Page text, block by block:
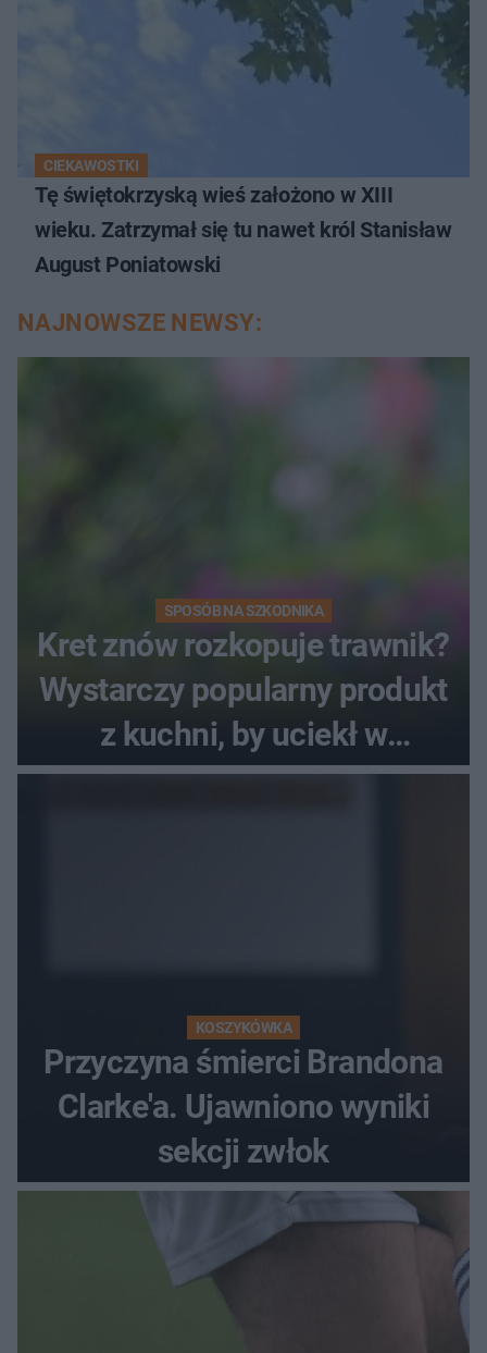
CIEKAWOSTKI
Tę świętokrzyską wieś założono w XIII
wieku. Zatrzymał się tu nawet król Stanisław
August Poniatowski
NAJNOWSZE NEWSY:
SPOSÓB NA SZKODNIKA
Kret znów rozkopuje trawnik?
Wystarczy popularny produkt
z kuchni, by uciekł w
popłochu
KOSZYKÓWKA
Przyczyna śmierci Brandona
Clarke'a. Ujawniono wyniki
sekcji zwłok